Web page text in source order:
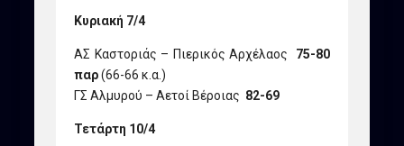
Κυριακή 7/4
ΑΣ Καστοριάς – Πιερικός Αρχέλαος 75-80
παρ(66-66 κ.α.)
ΓΣ Αλμυρού – Αετοί Βέροιας 82-69
Τετάρτη 10/4